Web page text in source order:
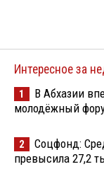
Интересное за
1
В Абхазии
молодёжный
2
Соцфонд:
превысила 27,2